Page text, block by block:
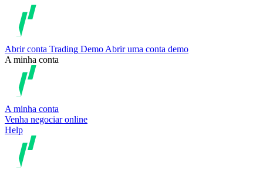
Abrir conta Trading Demo Abrir uma conta demo
A minha conta
A minha conta
Venha negociar online
Help